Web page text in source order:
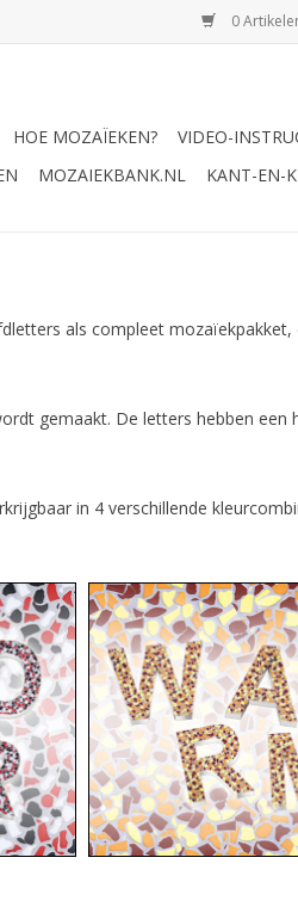
0
HOE MOZAÏEKEN? VIDEO-
MOZAIEKBANK.NL KANT-EN-
als compleet mozaïekpakket,
gemaakt. De letters hebben een
in 4 verschillende